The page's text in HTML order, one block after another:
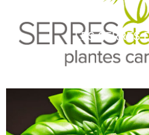
LES SERRES